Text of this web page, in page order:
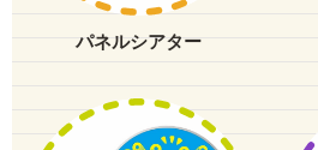
パネルシアター